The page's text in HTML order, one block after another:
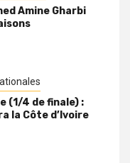
Amine Gharbi
(1/4 de finale) :
la Côte d’Ivoire